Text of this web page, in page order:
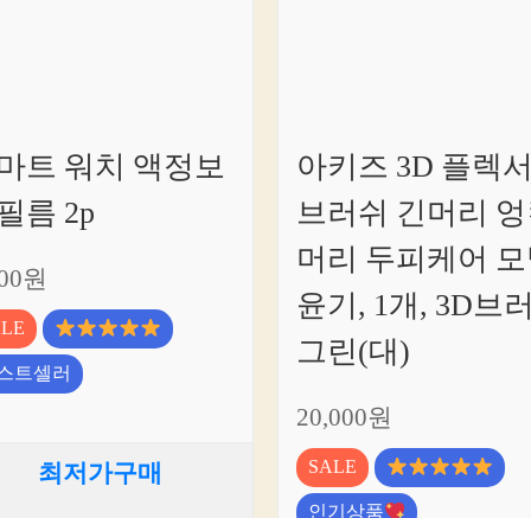
트 워치 액정보
름 2p
원
트셀러
최저가구매
아키즈 3D 플렉
브러쉬 긴머리 엉
머리 두피케어
윤기, 1개, 3D브
그린(대)
20,000원
SALE
인기상품